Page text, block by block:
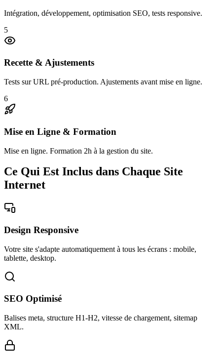
Intégration, développement, optimisation SEO, tests responsive.
5
Recette & Ajustements
Tests sur URL pré-production. Ajustements avant mise en ligne.
6
Mise en Ligne & Formation
Mise en ligne. Formation 2h à la gestion du site.
Ce Qui Est Inclus dans Chaque Site
Internet
Design Responsive
Votre site s'adapte automatiquement à tous les écrans : mobile,
tablette, desktop.
SEO Optimisé
Balises meta, structure H1-H2, vitesse de chargement, sitemap
XML.